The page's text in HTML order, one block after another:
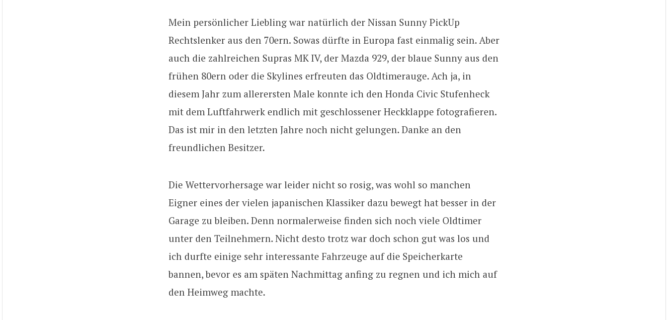
Mein persönlicher Liebling war natürlich der Nissan Sunny PickUp
Rechtslenker aus den 70ern. Sowas dürfte in Europa fast einmalig sein. Aber
auch die zahlreichen Supras MK IV, der Mazda 929, der blaue Sunny aus den
frühen 80ern oder die Skylines erfreuten das Oldtimerauge. Ach ja, in
diesem Jahr zum allerersten Male konnte ich den Honda Civic Stufenheck
mit dem Luftfahrwerk endlich mit geschlossener Heckklappe fotografieren.
Das ist mir in den letzten Jahre noch nicht gelungen. Danke an den
freundlichen Besitzer.
Die Wettervorhersage war leider nicht so rosig, was wohl so manchen
Eigner eines der vielen japanischen Klassiker dazu bewegt hat besser in der
Garage zu bleiben. Denn normalerweise finden sich noch viele Oldtimer
unter den Teilnehmern. Nicht desto trotz war doch schon gut was los und
ich durfte einige sehr interessante Fahrzeuge auf die Speicherkarte
bannen, bevor es am späten Nachmittag anfing zu regnen und ich mich auf
den Heimweg machte.